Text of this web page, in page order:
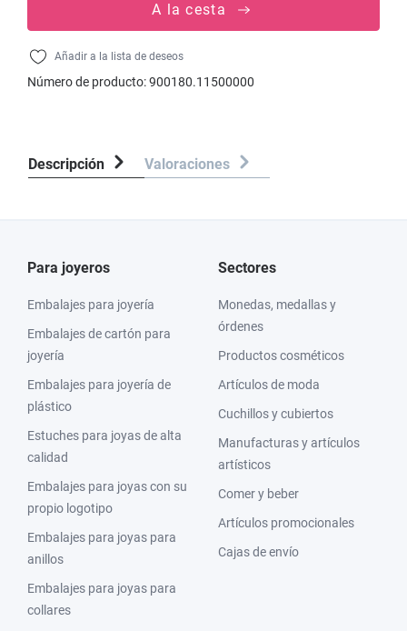
A la cesta
Añadir a la lista de deseos
Número de producto:900180.11500000
Descripción Valoraciones
Para joyeros
Embalajes para joyería
Embalajes de cartón para
joyería
Embalajes para joyería de
plástico
Estuches para joyas de alta
calidad
Embalajes para joyas con su
propio logotipo
Embalajes para joyas para
anillos
Embalajes para joyas para
collares
Sectores
Monedas, medallas y
órdenes
Productos cosméticos
Artículos de moda
Cuchillos y cubiertos
Manufacturas y artículos
artísticos
Comer y beber
Artículos promocionales
Cajas de envío